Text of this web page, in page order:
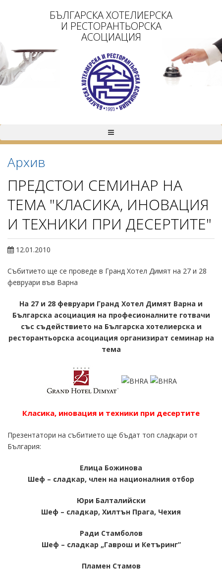
БЪЛГАРСКА ХОТЕЛИЕРСКА
И РЕСТОРАНТЬОРСКА
АСОЦИАЦИЯ
Архив
ПРЕДСТОИ СЕМИНАР НА
ТЕМА "КЛАСИКА, ИНОВАЦИЯ
И ТЕХНИКИ ПРИ ДЕСЕРТИТЕ"
12.01.2010
Събитието ще се проведе в Гранд Хотел Димят на 27 и 28
февруари във Варна
На 27 и 28 февруари Гранд Хотел Димят Варна и
Българска асоциация на професионалните готвачи
със съдействието на Българска хотелиерска и
ресторантьорска асоциация организират семинар на
тема
Класика, иновация и техники при десертите
Презентатори на събитието ще бъдат топ сладкари от
България:
Елица Божинова
Шеф – сладкар, член на националния отбор
Юри Балталийски
Шеф – сладкар, Хилтън Прага, Чехия
Ради Стамболов
Шеф – сладкар „Гаврош и Кетъринг”
Пламен Стамов